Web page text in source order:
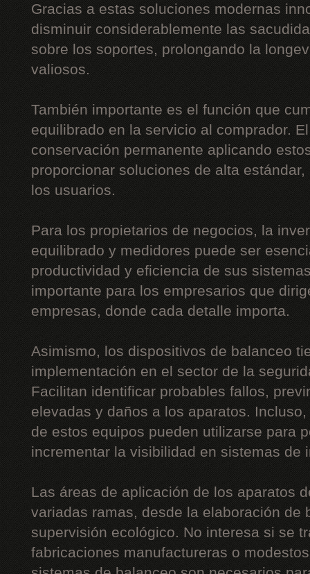
Gracias a estas soluciones modernas
disminuir considerablemente las
sobre los soportes, prolongando la
valiosos.
También importante es el función que
equilibrado en la servicio al comprador.
conservación permanente aplicando
proporcionar soluciones de alta
los usuarios.
Para los propietarios de negocios, la
equilibrado y medidores puede ser
productividad y eficiencia de sus
importante para los empresarios que
empresas, donde cada detalle importa.
Asimismo, los dispositivos de balanceo
implementación en el sector de la
Facilitan identificar probables fallos,
elevadas y daños a los aparatos.
de estos equipos pueden utilizarse para
incrementar la visibilidad en sistemas de
Las áreas de aplicación de los aparatos
variadas ramas, desde la elaboración de
supervisión ecológico. No interesa si se
fabricaciones manufactureras o